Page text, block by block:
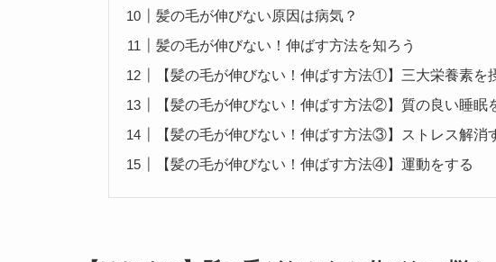
髪の毛が伸びない原因は病気？
髪の毛が伸びない！伸ばす方法を知ろう
【髪の毛が伸びない！伸ばす方法①】三大栄養素を
【髪の毛が伸びない！伸ばす方法②】質の良い睡眠
【髪の毛が伸びない！伸ばす方法③】ストレス解消
【髪の毛が伸びない！伸ばす方法④】運動をする